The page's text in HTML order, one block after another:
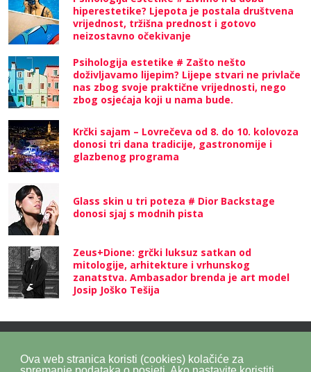
Ova web stranica koristi (cookies) kolačiće za
hiperestetike? Ljepota je postala društvena
vrijednost, tržišna prednost i gotovo
neizostavno očekivanje
Psihologija estetike # Zašto nešto
doživljavamo lijepim? Lijepe stvari ne privlače
nas zbog svoje praktične vrijednosti, nego
zbog osjećaja koji u nama bude.
Krčki sajam – Lovrečeva od 8. do 10. kolovoza
donosi tri dana tradicije, gastronomije i
glazbenog programa
Glass skin u tri poteza # Dior Backstage
donosi sjaj s modnih pista
Zeus+Dione: grčki luksuz satkan od
mitologije, arhitekture i vrhunskog
zanatstva. Ambasador brenda je art model
Josip Joško Tešija